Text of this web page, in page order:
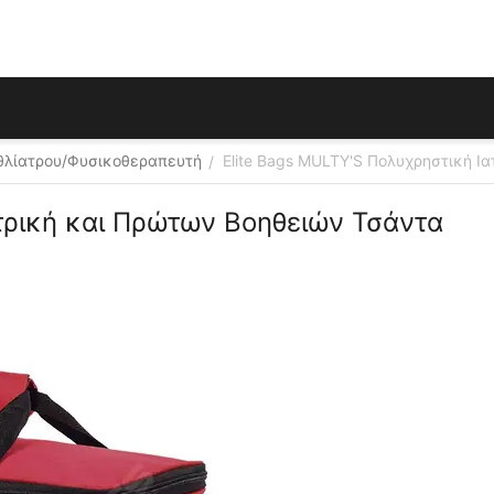
Φυσικοθεραπευτή / Elite Bags MULTY'S Πολυχρηστική
και Πρώτων Βοηθειών Τσάντα